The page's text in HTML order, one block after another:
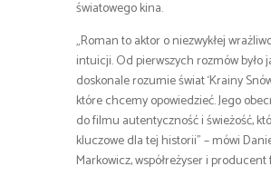
światowego kina.
„Roman to aktor o niezwykłej
intuicji. Od pierwszych rozmów było
doskonale rozumie świat ‘Krainy
które chcemy opowiedzieć. Jego
do filmu autentyczność i świeżość,
kluczowe dla tej historii” – mówi
Markowicz, współreżyser i